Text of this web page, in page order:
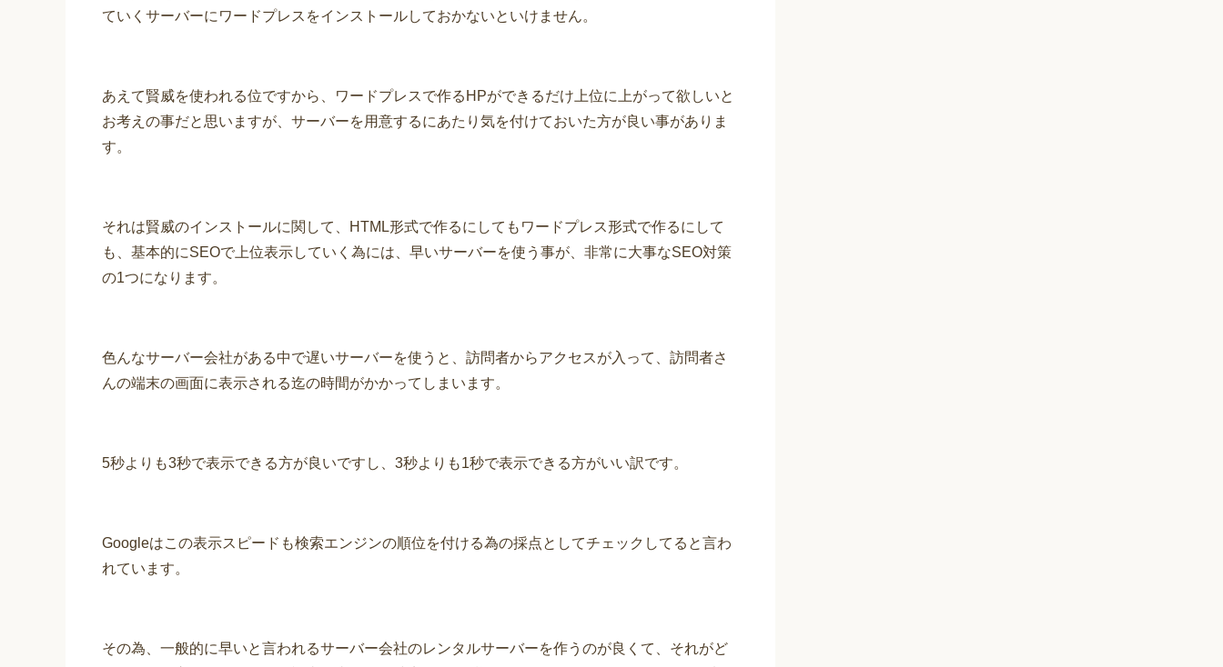
ていくサーバーにワードプレスをインストールしておかないといけません。
あえて賢威を使われる位ですから、ワードプレスで作るHPができるだけ上位に上がって欲しいと
お考えの事だと思いますが、サーバーを用意するにあたり気を付けておいた方が良い事がありま
す。
それは賢威のインストールに関して、HTML形式で作るにしてもワードプレス形式で作るにして
も、基本的にSEOで上位表示していく為には、早いサーバーを使う事が、非常に大事なSEO対策
の1つになります。
色んなサーバー会社がある中で遅いサーバーを使うと、訪問者からアクセスが入って、訪問者さ
んの端末の画面に表示される迄の時間がかかってしまいます。
5秒よりも3秒で表示できる方が良いですし、3秒よりも1秒で表示できる方がいい訳です。
Googleはこの表示スピードも検索エンジンの順位を付ける為の採点としてチェックしてると言わ
れています。
その為、一般的に早いと言われるサーバー会社のレンタルサーバーを作うのが良くて、それがど